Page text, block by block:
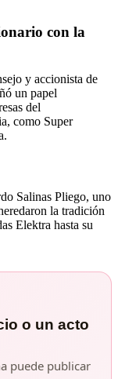
con la
y accionista de
un papel
del
como Super
Salinas Pliego, uno
la tradición
Elektra hasta su
o un acto
puede publicar